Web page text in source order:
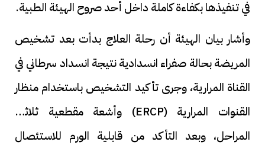
في تنفيذها بكفاءة كاملة داخل أحد صروح الهيئة الطبية.
وأشار بيان الهيئة أن رحلة العلاج بدأت بعد تشخيص
المريضة بحالة صفراء انسدادية نتيجة انسداد سرطاني في
القناة المرارية، وجرى تأكيد التشخيص باستخدام منظار
القنوات المرارية (ERCP) وأشعة مقطعية ثلاثية
المراحل، وبعد التأكد من قابلية الورم للاستئصال